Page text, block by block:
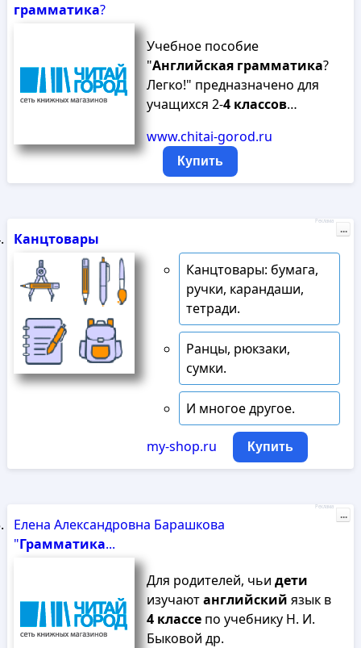
грамматика?
Учебное пособие
"Английская грамматика?
Легко!" предназначено для
учащихся 2-4 классов…
www.chitai-gorod.ru
Купить
Канцтовары
Канцтовары: бумага,
ручки, карандаши,
тетради.
Ранцы, рюкзаки,
сумки.
И многое другое.
my-shop.ru Купить
Реклама
...
Елена Александровна Барашкова
"Грамматика...
Для родителей, чьи дети
изучаютанглийский язык в
4 классепо учебнику Н. И.
Быковой др.
Реклама
...